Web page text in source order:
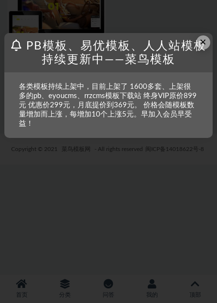
RRZCMS模板
手机版)
5 年前 35 19.9
Copyright © 2021 菜鸟模板网 - All rights reserved 闽ICP备14018622号-8
首页 分类 问答 我的 顶部
×
PB模板、易优模板、人人站模板
持续更新中——菜鸟模板
各类模板持续上架中，目前上架了 1600多套、上架很
多的pb、eyoucms、rrzcms模板下载站 终身VIP原价899
元 优惠价299元，月底提价到369元。 价格会随模板数
量增加而上涨，每增加10个上涨5元。早加入会员早受
益！